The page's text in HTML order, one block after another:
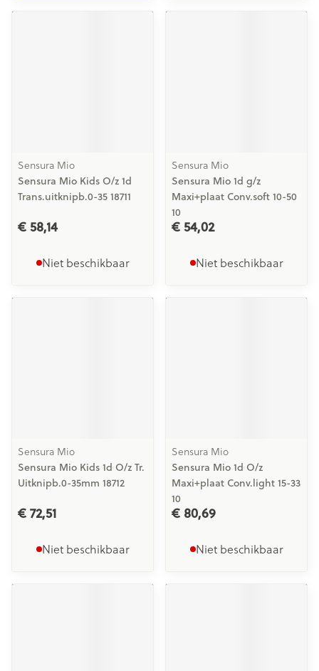
Sensura Mio
Sensura Mio Kids O/z 1d
Trans.uitknipb.0-35 18711
€ 58,14
Niet beschikbaar
Sensura Mio
Sensura Mio 1d g/z
Maxi+plaat Conv.soft 10-50
10
€ 54,02
Niet beschikbaar
Sensura Mio
Sensura Mio Kids 1d O/z Tr.
Uitknipb.0-35mm 18712
€ 72,51
Niet beschikbaar
Sensura Mio
Sensura Mio 1d O/z
Maxi+plaat Conv.light 15-33
10
€ 80,69
Niet beschikbaar